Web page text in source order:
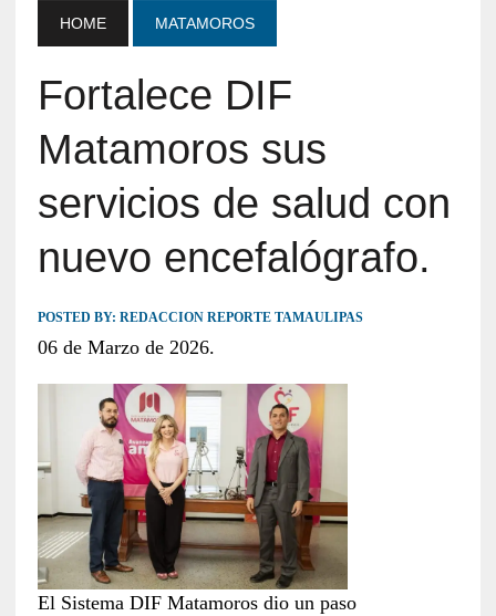
HOME MATAMOROS
Fortalece DIF
Matamoros sus
servicios de salud con
nuevo encefalógrafo.
POSTED BY: REDACCION REPORTE TAMAULIPAS
06 de Marzo de 2026.
El Sistema DIF Matamoros dio un paso